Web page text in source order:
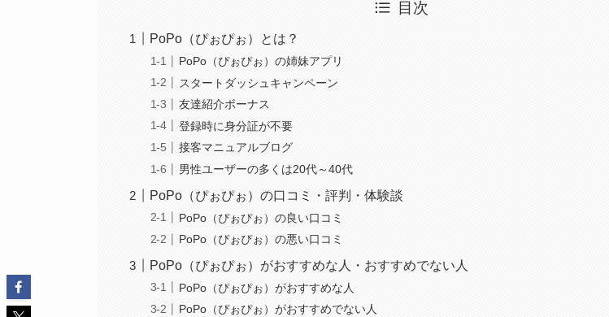
目次
PoPo（ぴぉぴぉ）とは？
PoPo（ぴぉぴぉ）の姉妹アプリ
スタートダッシュキャンペーン
友達紹介ボーナス
登録時に身分証が不要
接客マニュアルブログ
男性ユーザーの多くは20代～40代
PoPo（ぴぉぴぉ）の口コミ・評判・体験談
PoPo（ぴぉぴぉ）の良い口コミ
PoPo（ぴぉぴぉ）の悪い口コミ
PoPo（ぴぉぴぉ）がおすすめな人・おすすめでない人
PoPo（ぴぉぴぉ）がおすすめな人
PoPo（ぴぉぴぉ）がおすすめでない人